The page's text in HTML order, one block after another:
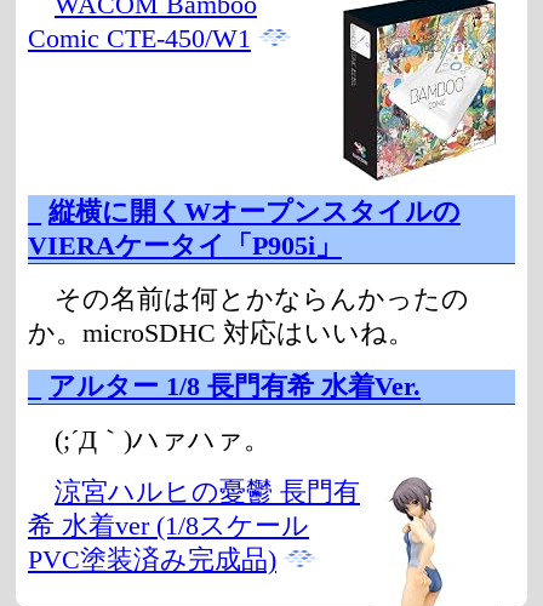
Comic CTE-450/W1
縦横に開くWオープンスタイルの
VIERAケータイ「P905i」
その名前は何とかならんかったの
か。microSDHC 対応はいいね。
アルター 1/8 長門有希 水着Ver.
(;´Д｀)ハァハァ。
涼宮ハルヒの憂鬱 長門有
希 水着ver (1/8スケール
PVC塗装済み完成品)